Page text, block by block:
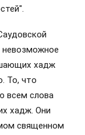
хадж
То, что
всем слова
хадж. Они
священном